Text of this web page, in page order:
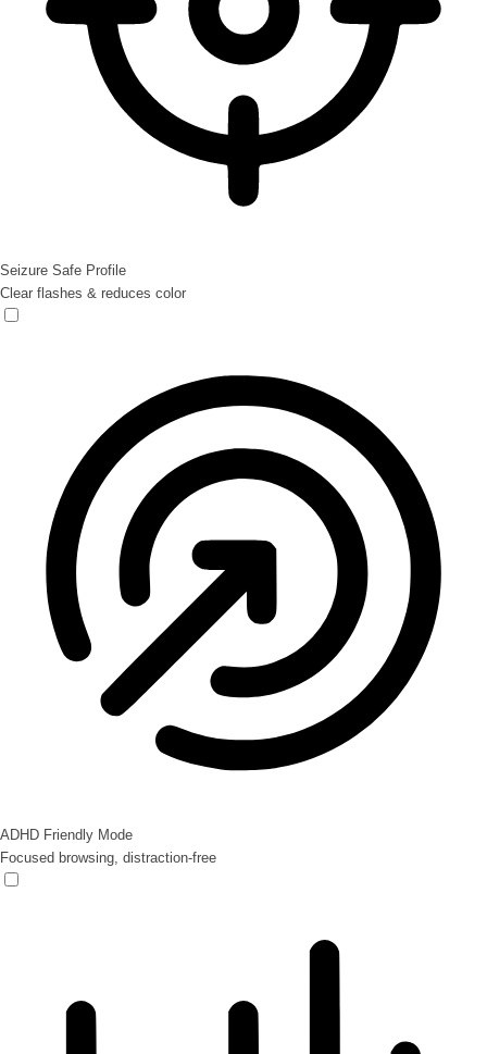
Seizure Safe Profile
Clear flashes & reduces color
ADHD Friendly Mode
Focused browsing, distraction-free